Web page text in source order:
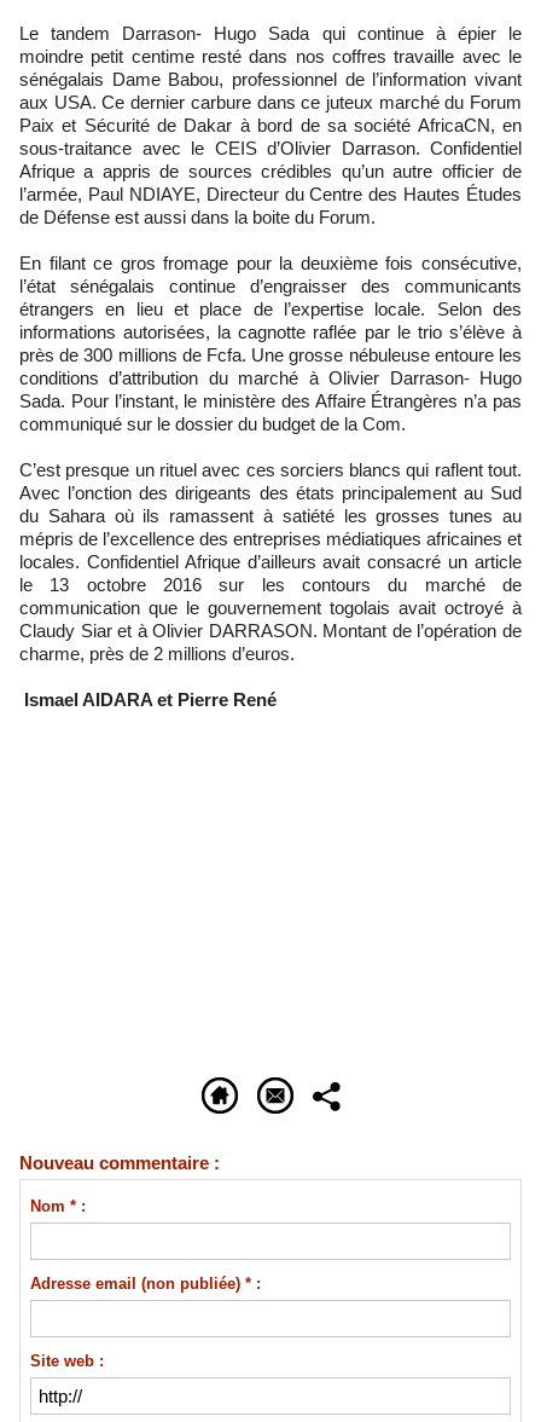
Le tandem Darrason- Hugo Sada qui continue à épier le
moindre petit centime resté dans nos coffres travaille avec le
sénégalais Dame Babou, professionnel de l’information vivant
aux USA. Ce dernier carbure dans ce juteux marché du Forum
Paix et Sécurité de Dakar à bord de sa société AfricaCN, en
sous-traitance avec le CEIS d’Olivier Darrason. Confidentiel
Afrique a appris de sources crédibles qu’un autre officier de
l’armée, Paul NDIAYE, Directeur du Centre des Hautes Études
de Défense est aussi dans la boite du Forum.
En filant ce gros fromage pour la deuxième fois consécutive,
l’état sénégalais continue d’engraisser des communicants
étrangers en lieu et place de l’expertise locale. Selon des
informations autorisées, la cagnotte raflée par le trio s’élève à
près de 300 millions de Fcfa. Une grosse nébuleuse entoure les
conditions d’attribution du marché à Olivier Darrason- Hugo
Sada. Pour l’instant, le ministère des Affaire Étrangères n’a pas
communiqué sur le dossier du budget de la Com.
C’est presque un rituel avec ces sorciers blancs qui raflent tout.
Avec l’onction des dirigeants des états principalement au Sud
du Sahara où ils ramassent à satiété les grosses tunes au
mépris de l’excellence des entreprises médiatiques africaines et
locales. Confidentiel Afrique d’ailleurs avait consacré un article
le 13 octobre 2016 sur les contours du marché de
communication que le gouvernement togolais avait octroyé à
Claudy Siar et à Olivier DARRASON. Montant de l’opération de
charme, près de 2 millions d’euros.
Ismael AIDARA et Pierre René
Nouveau commentaire :
Nom * :
Adresse email (non publiée) * :
Site web :